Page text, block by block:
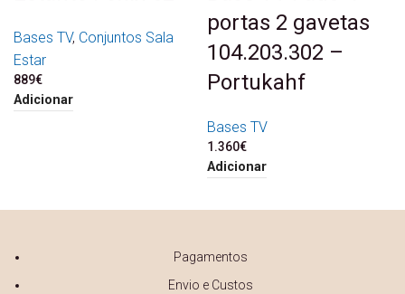
Bases TV, Conjuntos Sala
Estar
889€
Adicionar
portas 2 gavetas
104.203.302 –
Portukahf
Bases TV
1.360€
Adicionar
Pagamentos
Envio e Custos